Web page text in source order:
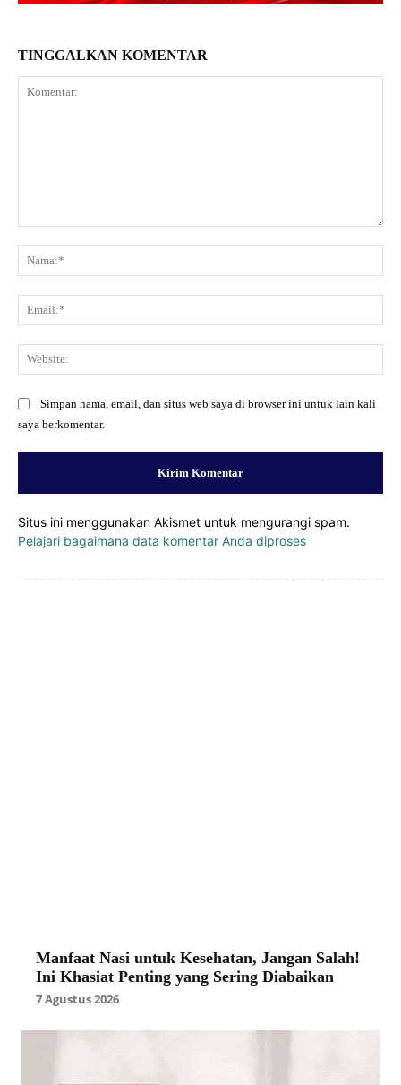
TINGGALKAN KOMENTAR
Simpan nama, email, dan situs web saya di browser ini untuk lain kali
saya berkomentar.
Situs ini menggunakan Akismet untuk mengurangi spam.
Pelajari bagaimana data komentar Anda diproses
Manfaat Nasi untuk Kesehatan, Jangan Salah!
Ini Khasiat Penting yang Sering Diabaikan
7 Agustus 2026